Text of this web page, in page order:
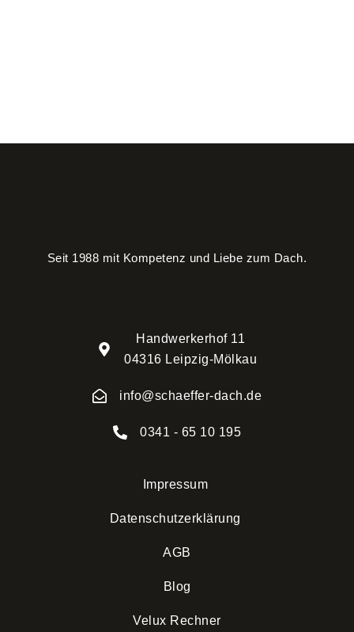
Seit 1988 mit Kompetenz und Liebe zum Dach.
Handwerkerhof 11
04316 Leipzig-Mölkau
info@schaeffer-dach.de
0341 - 65 10 195
Impressum
Datenschutzerklärung
AGB
Blog
Velux Rechner